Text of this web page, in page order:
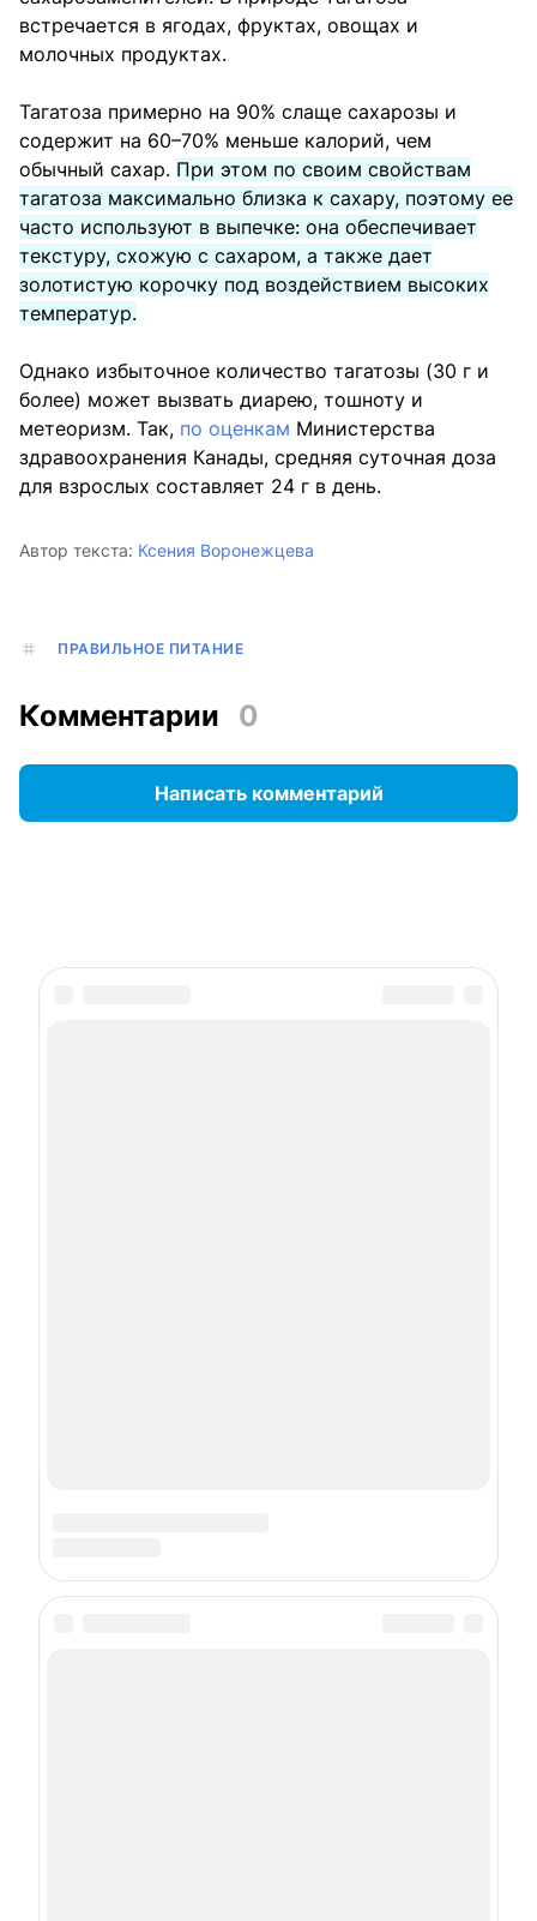
встречается в ягодах, фруктах, овощах и
молочных продуктах.
Тагатоза примерно на 90% слаще сахарозы и
содержит на 60–70% меньше калорий, чем
обычный сахар. При этом по своим свойствам
тагатоза максимально близка к сахару, поэтому ее
часто используют в выпечке: она обеспечивает
текстуру, схожую с сахаром, а также дает
золотистую корочку под воздействием высоких
температур.
Однако избыточное количество тагатозы (30 г и
более) может вызвать диарею, тошноту и
метеоризм. Так, по оценкам Министерства
здравоохранения Канады, средняя суточная доза
для взрослых составляет 24 г в день.
Автор текста: Ксения Воронежцева
ПРАВИЛЬНОЕ ПИТАНИЕ
Комментарии 0
Написать комментарий